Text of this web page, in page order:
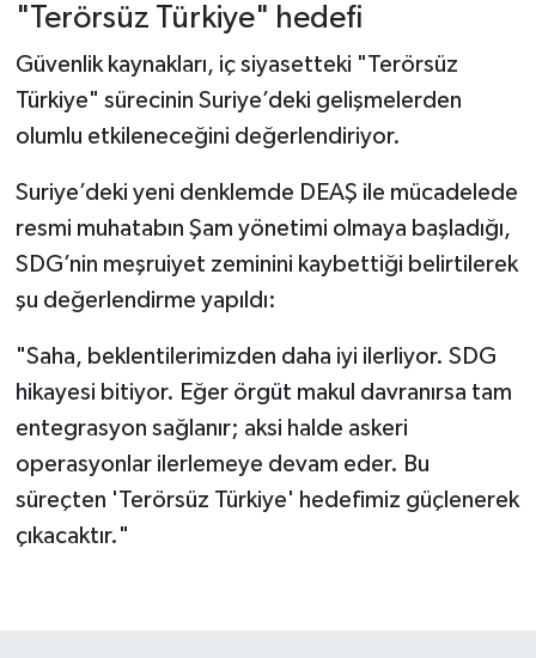
"Terörsüz Türkiye" hedefi
Güvenlik kaynakları, iç siyasetteki "Terörsüz
Türkiye" sürecinin Suriye’deki gelişmelerden
olumlu etkileneceğini değerlendiriyor.
Suriye’deki yeni denklemde DEAŞ ile mücadelede
resmi muhatabın Şam yönetimi olmaya başladığı,
SDG’nin meşruiyet zeminini kaybettiği belirtilerek
şu değerlendirme yapıldı:
"Saha, beklentilerimizden daha iyi ilerliyor. SDG
hikayesi bitiyor. Eğer örgüt makul davranırsa tam
entegrasyon sağlanır; aksi halde askeri
operasyonlar ilerlemeye devam eder. Bu
süreçten 'Terörsüz Türkiye' hedefimiz güçlenerek
çıkacaktır."